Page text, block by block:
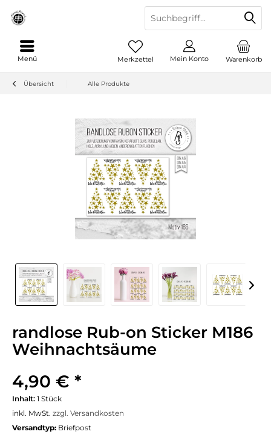
Warenkorb
Merkzettel Mein Konto
Menü
Übersicht Alle Produkte
randlose Rub-on Sticker M186
Weihnachtsäume
4,90 € *
Inhalt: 1 Stück
inkl. MwSt. zzgl. Versandkosten
Versandtyp: Briefpost